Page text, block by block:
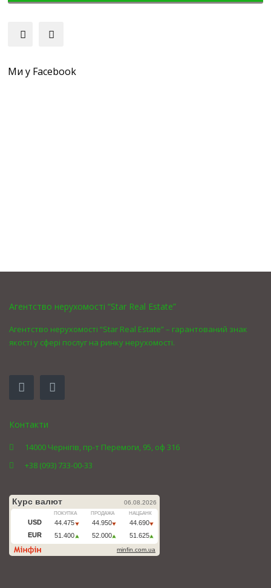
Ми у Facebook
Агентство нерухомості “Star Real Estate”
Агентство нерухомості “Star Real Estate” – гарантований знак
якості у сфері послуг на ринку нерухомості.
Контакти
14000 Чернігів, пр-т Перемоги, 95, оф 316
+38 (093) 733-00-33